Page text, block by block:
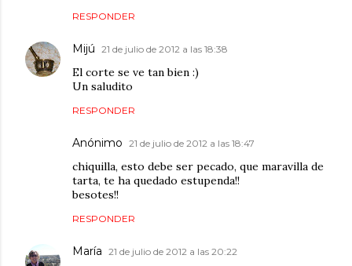
RESPONDER
Mijú 21 de julio de 2012 a las 18:38
El corte se ve tan bien :)
Un saludito
RESPONDER
Anónimo 21 de julio de 2012 a las 18:47
chiquilla, esto debe ser pecado, que maravilla de
tarta, te ha quedado estupenda!!
besotes!!
RESPONDER
María 21 de julio de 2012 a las 20:22